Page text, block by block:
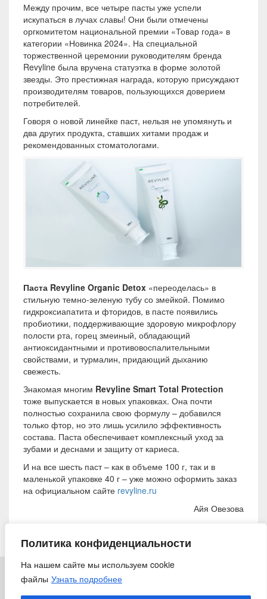
Политика конфиденциальности
На нашем сайте мы используем cookie
файлы Узнать подробнее
Между прочим, все четыре пасты уже успели
искупаться в лучах славы! Они были отмечены
оргкомитетом национальной премии «Товар года» в
категории «Новинка 2024». На специальной
торжественной церемонии руководителям бренда
Revyline была вручена статуэтка в форме золотой
звезды. Это престижная награда, которую присуждают
производителям товаров, пользующихся доверием
потребителей.
Говоря о новой линейке паст, нельзя не упомянуть и
два других продукта, ставших хитами продаж и
рекомендованных стоматологами.
Паста Revyline Organic Detox «переоделась» в
стильную темно-зеленую тубу со змейкой. Помимо
гидкроксиапатита и фторидов, в пасте появились
пробиотики, поддерживающие здоровую микрофлору
полости рта, горец змеиный, обладающий
антиоксидантными и противовоспалительными
свойствами, и турмалин, придающий дыханию
свежесть.
Знакомая многим Revyline Smart Total Protection
тоже выпускается в новых упаковках. Она почти
полностью сохранила свою формулу – добавился
только фтор, но это лишь усилило эффективность
состава. Паста обеспечивает комплексный уход за
зубами и деснами и защиту от кариеса.
И на все шесть паст – как в объеме 100 г, так и в
маленькой упаковке 40 г – уже можно оформить заказ
на официальном сайте revyline.ru
Айя Овезова
© 2018 «Ирригатор.ру» — Никогда не поздно заботиться о